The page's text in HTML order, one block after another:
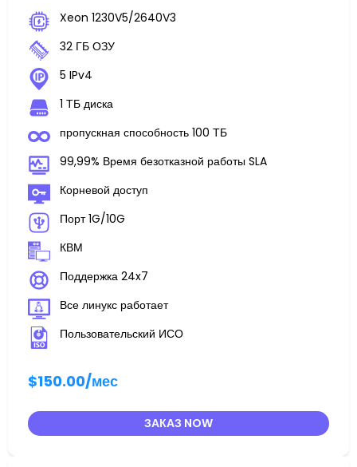
Xeon 1230V5/2640V3
32 ГБ ОЗУ
5 IPv4
1 ТБ диска
пропускная способность 100 ТБ
99,99% Время безотказной работы SLA
Корневой доступ
Порт 1G/10G
КВМ
Поддержка 24x7
Все линукс работает
Пользовательский ИСО
$150.00/мес
ЗАКАЗ NOW